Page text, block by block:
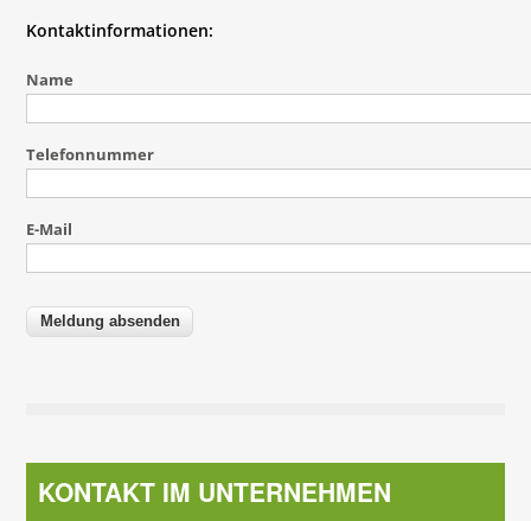
Kontaktinformationen:
Name
Telefonnummer
E-Mail
KONTAKT IM UNTERNEHMEN